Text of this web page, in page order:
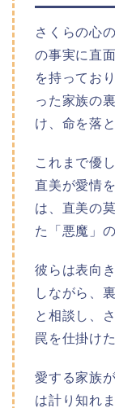
さくらの心
の事実に直
を持ってお
った家族の
け、命を落
これまで優
直美が愛情
は、直美の
た「悪魔」
彼らは表向
しながら、
と相談し、
罠を仕掛け
愛する家族
は計り知れ